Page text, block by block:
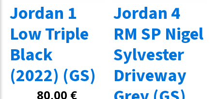
Jordan 1
Low Triple
Black
(2022) (GS)
80,00 €
Jordan 4
RM SP Nigel
Sylvester
Driveway